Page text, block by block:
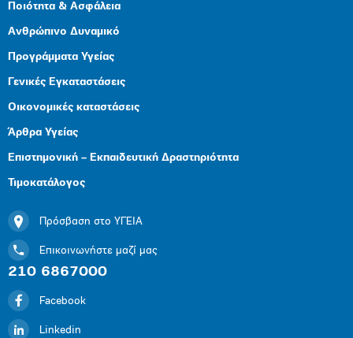
Ποιότητα & Ασφάλεια
Ανθρώπινο Δυναμικό
Προγράμματα Υγείας
Γενικές Εγκαταστάσεις
Οικονομικές καταστάσεις
Άρθρα Υγείας
Επιστημονική – Εκπαιδευτική Δραστηριότητα
Τιμοκατάλογος
Πρόσβαση στο ΥΓΕΙΑ
Επικοινωνήστε μαζί μας
210 6867000
Facebook
Linkedin